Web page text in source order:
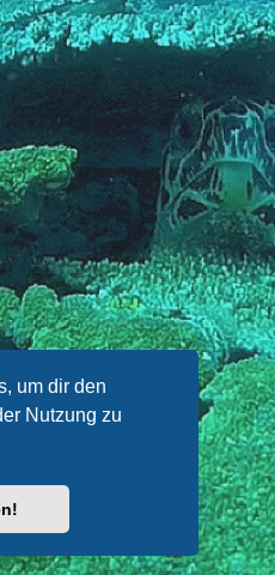
um dir den
Nutzung zu